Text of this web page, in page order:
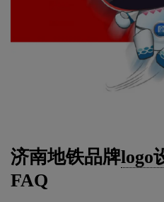
济南地铁品牌logo
FAQ